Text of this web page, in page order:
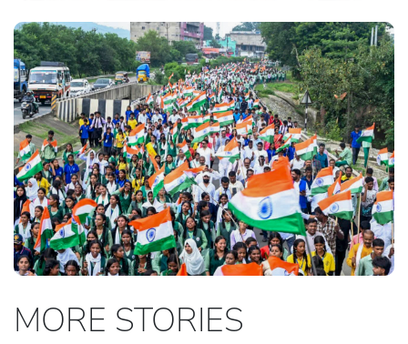
MORE STORIES